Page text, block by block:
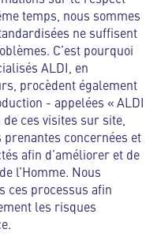
temps, nous sommes
ne suffisent
C’est pourquoi
ALDI, en
procèdent également
- appelées « ALDI
ces visites sur site,
concernées et
afin d’améliorer et de
l’Homme. Nous
ces processus afin
les risques